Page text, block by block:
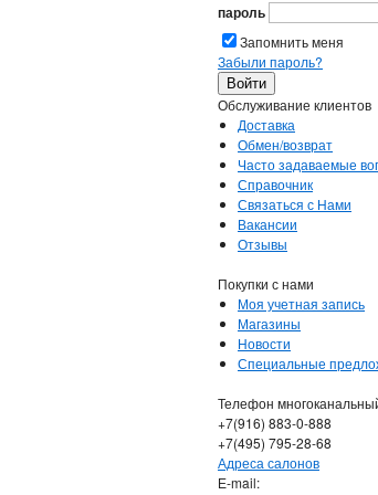
пароль
Запомнить меня
Забыли пароль?
Обслуживание клиентов
Доставка
Обмен/возврат
Часто задаваемые
Справочник
Связаться с Нами
Вакансии
Отзывы
Покупки с нами
Моя учетная запись
Магазины
Новости
Специальные
Телефон
+7(916) 883-0-888
+7(495) 795-28-68
Адреса салонов
Е-mail: